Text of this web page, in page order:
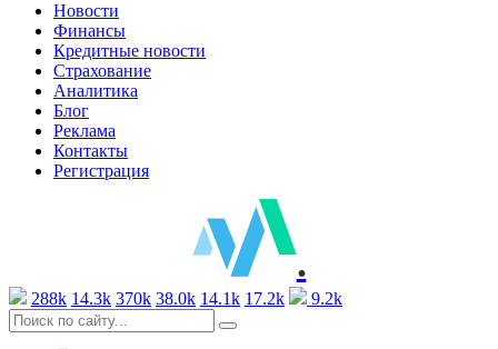
Новости
Финансы
Кредитные новости
Страхование
Аналитика
Блог
Реклама
Контакты
Регистрация
.
288k 14.3k 370k 38.0k 14.1k 17.2k 9.2k